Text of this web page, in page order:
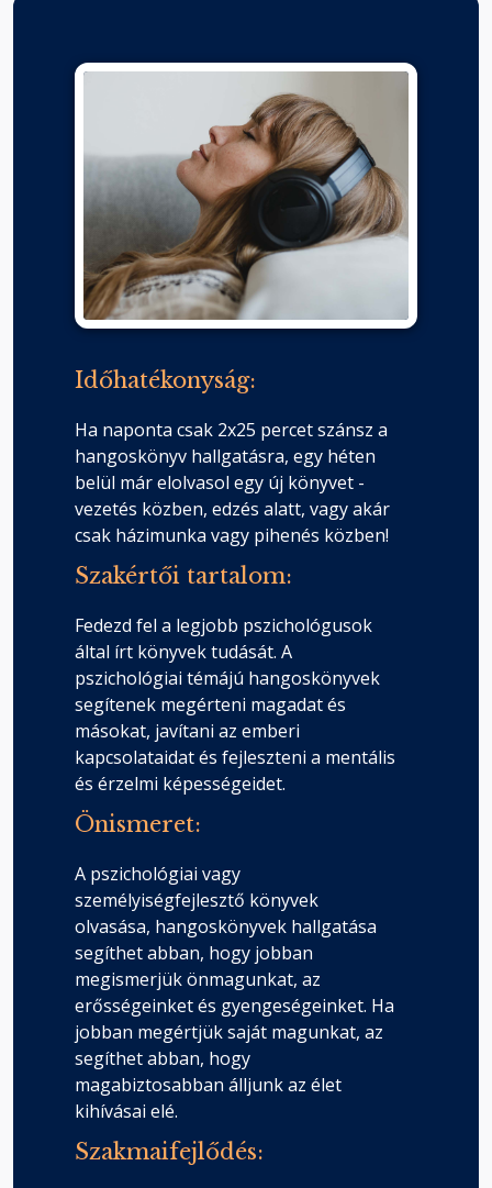
Időhatékonyság:
Ha naponta csak 2x25 percet szánsz a
hangoskönyv hallgatásra, egy héten
belül már elolvasol egy új könyvet -
vezetés közben, edzés alatt, vagy akár
csak házimunka vagy pihenés közben!
Szakértői tartalom:
Fedezd fel a legjobb pszichológusok
által írt könyvek tudását. A
pszichológiai témájú hangoskönyvek
segítenek megérteni magadat és
másokat, javítani az emberi
kapcsolataidat és fejleszteni a mentális
és érzelmi képességeidet.
Önismeret:
A pszichológiai vagy
személyiségfejlesztő könyvek
olvasása, hangoskönyvek hallgatása
segíthet abban, hogy jobban
megismerjük önmagunkat, az
erősségeinket és gyengeségeinket. Ha
jobban megértjük saját magunkat, az
segíthet abban, hogy
magabiztosabban álljunk az élet
kihívásai elé.
Szakmaifejlődés: